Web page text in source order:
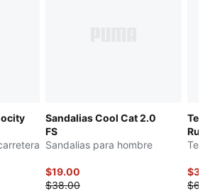
Sandalias Cool Cat 2.0
FS
Sandalias para hombre
$19.00
$38.00